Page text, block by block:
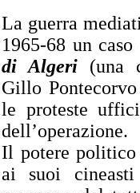
La guerra
1965-68 un
di Algeri(una
Gillo
le proteste
dell’operazione.
Il potere politico
ai suoi